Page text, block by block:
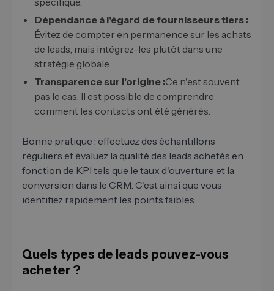
Dépendance à l'égard de fournisseurs tiers :
Évitez de compter en permanence sur les achats
de leads, mais intégrez-les plutôt dans une
stratégie globale.
Transparence sur l'origine :Ce n'est souvent
pas le cas. Il est possible de comprendre
comment les contacts ont été générés.
Bonne pratique : effectuez des échantillons
réguliers et évaluez la qualité des leads achetés en
fonction de KPI tels que le taux d'ouverture et la
conversion dans le CRM. C'est ainsi que vous
identifiez rapidement les points faibles.
Quels types de leads pouvez-vous
acheter ?